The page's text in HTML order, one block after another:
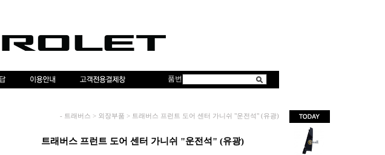
품번
- 트래버스 > 외장부품 > 트래버스 프런트 도어 센터 가니쉬 "운전석" (유광)
트래버스 프런트 도어 센터 가니쉬 "운전석" (유광)